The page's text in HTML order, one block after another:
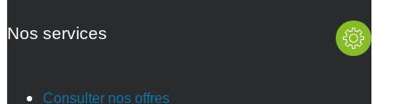
Nos services
Consulter nos offres